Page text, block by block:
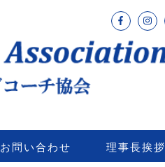
お問い合わせ 理事長挨拶